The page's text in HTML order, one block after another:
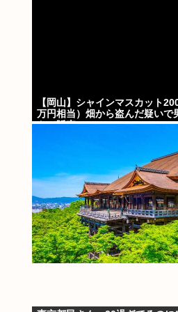
【岡山】シャインマスカット
万円相当）畑から盗んだ疑いで
トで販売